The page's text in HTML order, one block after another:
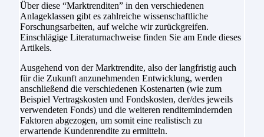
Über diese “Marktrenditen” in den verschiedenen
Anlageklassen gibt es zahlreiche wissenschaftliche
Forschungsarbeiten, auf welche wir zurückgreifen.
Einschlägige Literaturnachweise finden Sie am Ende dieses
Artikels.
Ausgehend von der Marktrendite, also der langfristig auch
für die Zukunft anzunehmenden Entwicklung, werden
anschließend die verschiedenen Kostenarten (wie zum
Beispiel Vertragskosten und Fondskosten, der/des jeweils
verwendeten Fonds) und die weiteren renditemindernden
Faktoren abgezogen, um somit eine realistisch zu
erwartende Kundenrendite zu ermitteln.